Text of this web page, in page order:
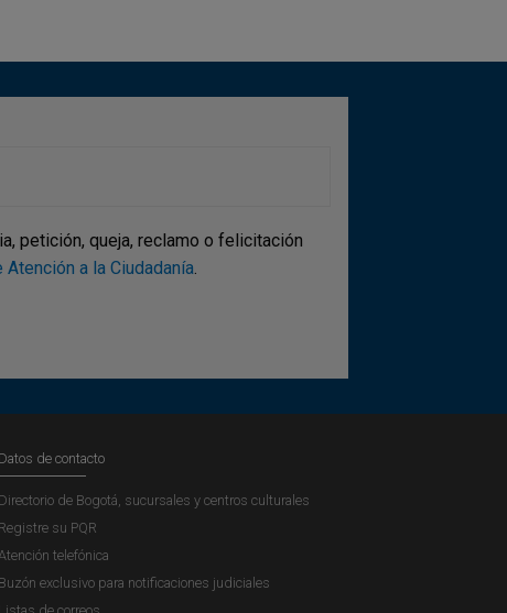
petición, queja, reclamo o felicitación
a la Ciudadanía.
Datos de contacto
Directorio de Bogotá, sucursales y centros culturales
Registre su PQR
telefónica
Buzón exclusivo para notificaciones judiciales